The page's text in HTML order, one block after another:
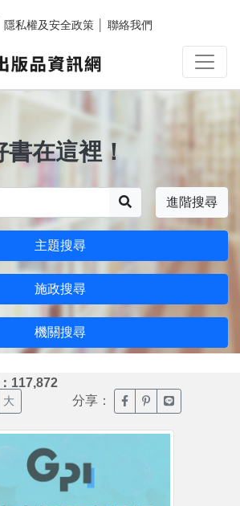
隱私權及安全政策 聯絡我們
在這裡！
進階搜尋
主題搜尋
施政搜尋
機關搜尋
117,872
大 分享： 臉書分享(另開新視窗)
噗浪分享(另開新
Line分享(另